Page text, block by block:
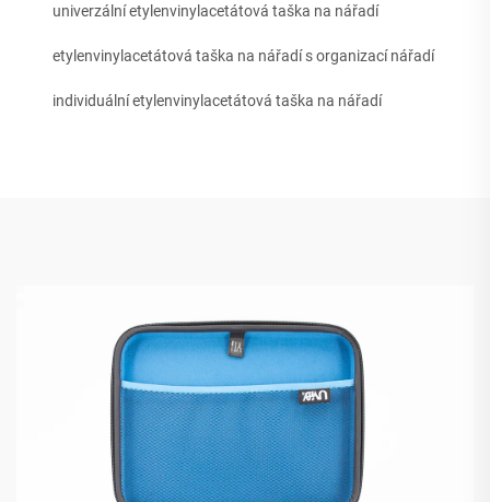
univerzální etylenvinylacetátová taška na nářadí
etylenvinylacetátová taška na nářadí s organizací nářadí
individuální etylenvinylacetátová taška na nářadí